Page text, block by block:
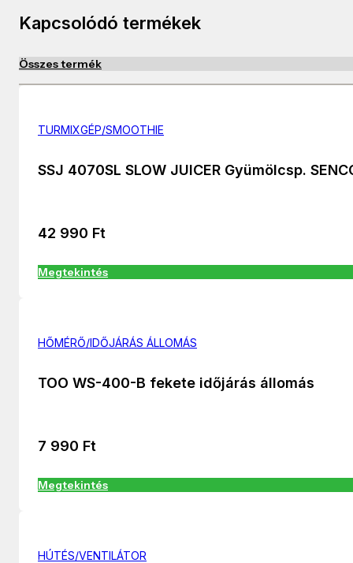
Kapcsolódó termékek
Összes termék
TURMIXGÉP/SMOOTHIE
SSJ 4070SL SLOW JUICER Gyümölcsp.
42 990 Ft
Megtekintés
HŐMÉRŐ/IDŐJÁRÁS ÁLLOMÁS
TOO WS-400-B fekete időjárás állomás
7 990 Ft
Megtekintés
HÚTÉS/VENTILÁTOR